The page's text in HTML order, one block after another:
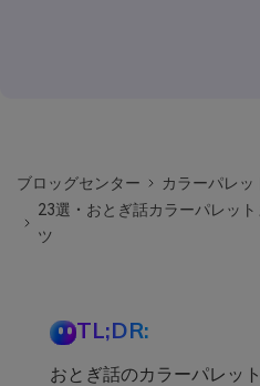
ブロッグセンター
カラーパレッ
23選・おとぎ話カラーパレッ
ツ
TL;DR:
おとぎ話のカラーパレッ